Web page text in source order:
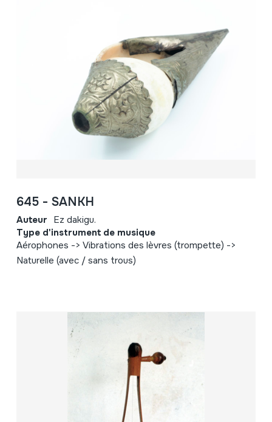
645 - SANKH
Auteur Ez dakigu.
Type d'instrument de musique
Aérophones -> Vibrations des lèvres (trompette) ->
Naturelle (avec / sans trous)